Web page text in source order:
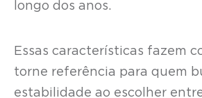
longo dos anos.
Essas características fazem
torne referência para quem
estabilidade ao escolher